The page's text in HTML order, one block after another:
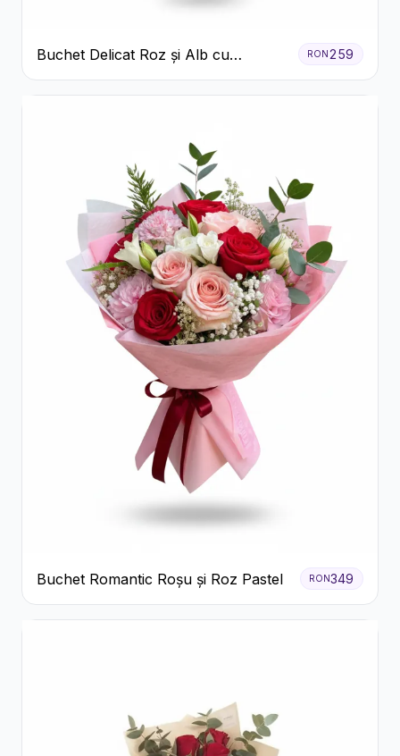
Buchet Delicat Roz și Alb cu
Trandafiri și Lisianthus
RON 259
Buchet Romantic Roșu și Roz Pastel RON349